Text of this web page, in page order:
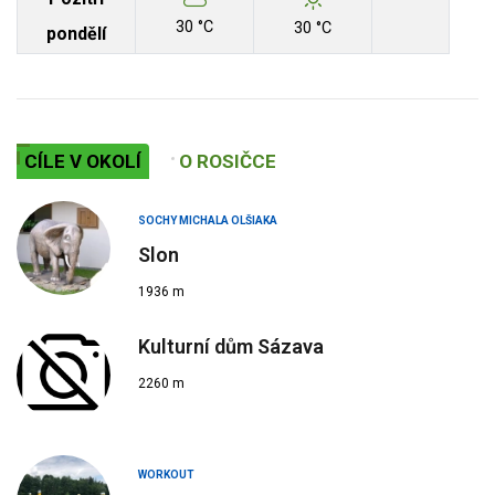
pondělí
30 °C 30 °C
CÍLE V OKOLÍ O ROSIČCE
SOCHY MICHALA OLŠIAKA
Slon
1936 m
Kulturní dům Sázava
2260 m
WORKOUT